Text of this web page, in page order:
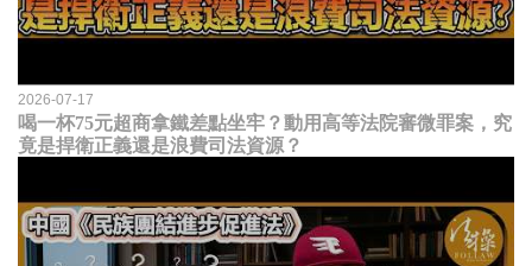
2026-07-17
喝一杯75元超商拿鐵差點坐牢？動用高等法院審微罪案，究
竟是捍衛正義還是浪費司法資源？